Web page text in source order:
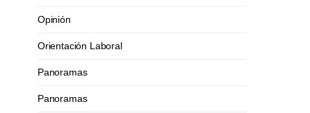
Opinión
Orientación Laboral
Panoramas
Panoramas